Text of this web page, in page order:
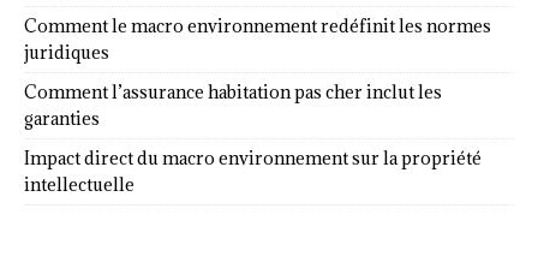
Comment le macro environnement redéfinit les normes
juridiques
Comment l’assurance habitation pas cher inclut les
garanties
Impact direct du macro environnement sur la propriété
intellectuelle